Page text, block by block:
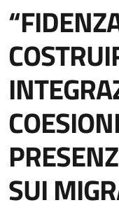
SUI